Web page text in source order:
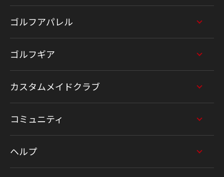
ゴルフアパレル
ゴルフギア
カスタムメイドクラブ
コミュニティ
ヘルプ